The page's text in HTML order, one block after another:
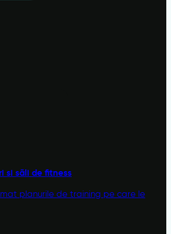
si sãli de fitness
planurile de training pe care le